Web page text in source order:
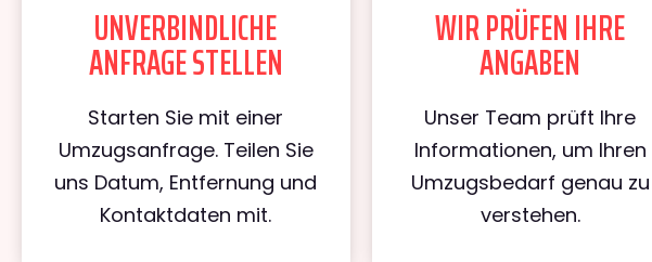
UNVERBINDLICHE
ANFRAGE STELLEN
Starten Sie mit einer
Umzugsanfrage. Teilen Sie
uns Datum, Entfernung und
Kontaktdaten mit.
WIR PRÜFEN IHRE
ANGABEN
Unser Team prüft Ihre
Informationen, um Ihren
Umzugsbedarf genau zu
verstehen.